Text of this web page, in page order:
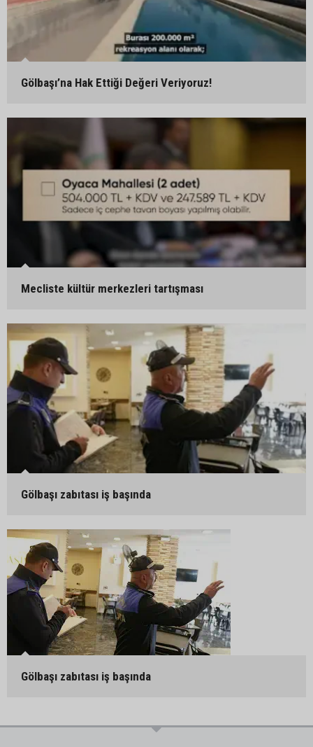
Gölbaşı’na Hak Ettiği Değeri Veriyoruz!
Mecliste kültür merkezleri tartışması
Gölbaşı zabıtası iş başında
Gölbaşı zabıtası iş başında